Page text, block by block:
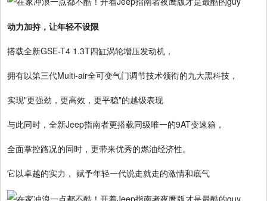
动力加持，让年轻不设限
搭载全新GSE-T4 1.3T四缸涡轮增压发动机，
拥有以第三代Multi-air全可变气门调节技术领衔的九大黑科技，
实现"更强劲，更高效，更平稳"的越级表现
与此同时，全新Jeep指南者更搭载同级唯一的9AT变速箱，
全面掌控路况的同时，更带来优秀的燃油经济性。
它以卓越的实力， 赋予年轻一代说走就走的激情和底气